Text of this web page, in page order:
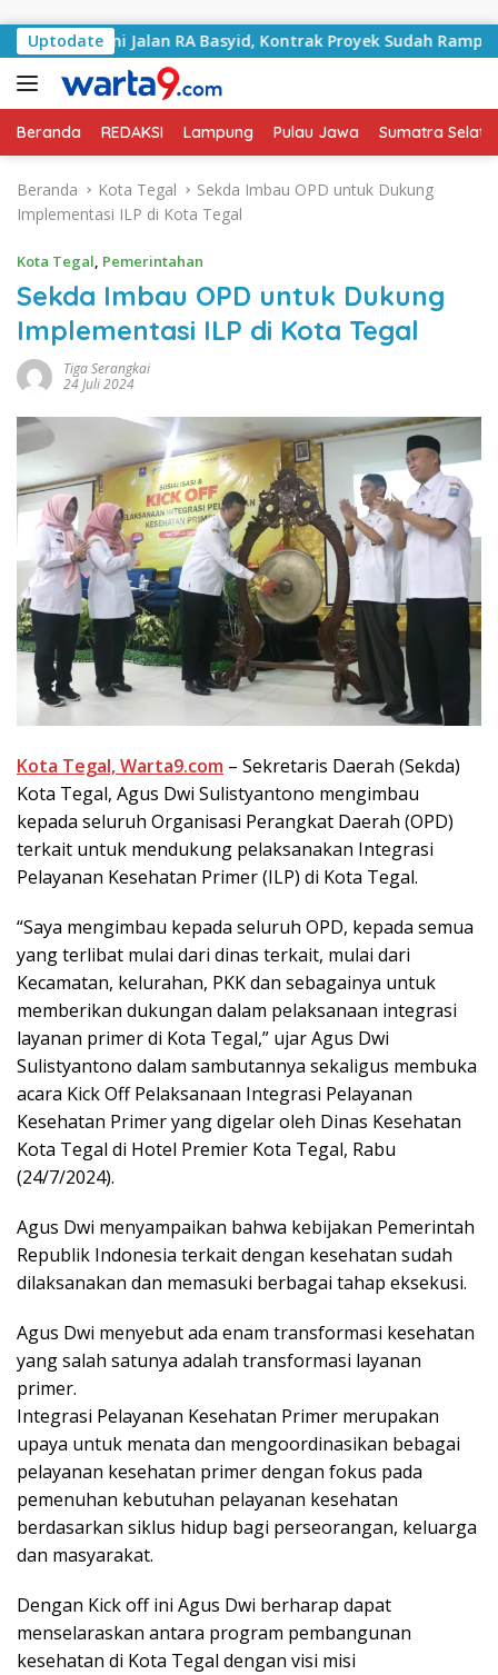
Uptodate
Jalan RA Basyid, Kontrak Proyek Sudah Rampung
Beranda REDAKSI Lampung Pulau Jawa Sumatra
Beranda Kota Tegal
Sekda Imbau OPD untuk Dukung
Implementasi ILP di Kota Tegal
Kota Tegal, Pemerintahan
Sekda Imbau OPD untuk Dukung
Implementasi ILP di Kota Tegal
Tiga Serangkai
24 Juli 2024
Kota Tegal, Warta9.com – Sekretaris Daerah (Sekda)
Kota Tegal, Agus Dwi Sulistyantono mengimbau
kepada seluruh Organisasi Perangkat Daerah (OPD)
terkait untuk mendukung pelaksanakan Integrasi
Pelayanan Kesehatan Primer (ILP) di Kota Tegal.
“Saya mengimbau kepada seluruh OPD, kepada semua
yang terlibat mulai dari dinas terkait, mulai dari
Kecamatan, kelurahan, PKK dan sebagainya untuk
memberikan dukungan dalam pelaksanaan integrasi
layanan primer di Kota Tegal,” ujar Agus Dwi
Sulistyantono dalam sambutannya sekaligus membuka
acara Kick Off Pelaksanaan Integrasi Pelayanan
Kesehatan Primer yang digelar oleh Dinas Kesehatan
Kota Tegal di Hotel Premier Kota Tegal, Rabu
(24/7/2024).
Agus Dwi menyampaikan bahwa kebijakan Pemerintah
Republik Indonesia terkait dengan kesehatan sudah
dilaksanakan dan memasuki berbagai tahap eksekusi.
Agus Dwi menyebut ada enam transformasi kesehatan
yang salah satunya adalah transformasi layanan
primer.
Integrasi Pelayanan Kesehatan Primer merupakan
upaya untuk menata dan mengoordinasikan bebagai
pelayanan kesehatan primer dengan fokus pada
pemenuhan kebutuhan pelayanan kesehatan
berdasarkan siklus hidup bagi perseorangan, keluarga
dan masyarakat.
Dengan Kick off ini Agus Dwi berharap dapat
menselaraskan antara program pembangunan
kesehatan di Kota Tegal dengan visi misi